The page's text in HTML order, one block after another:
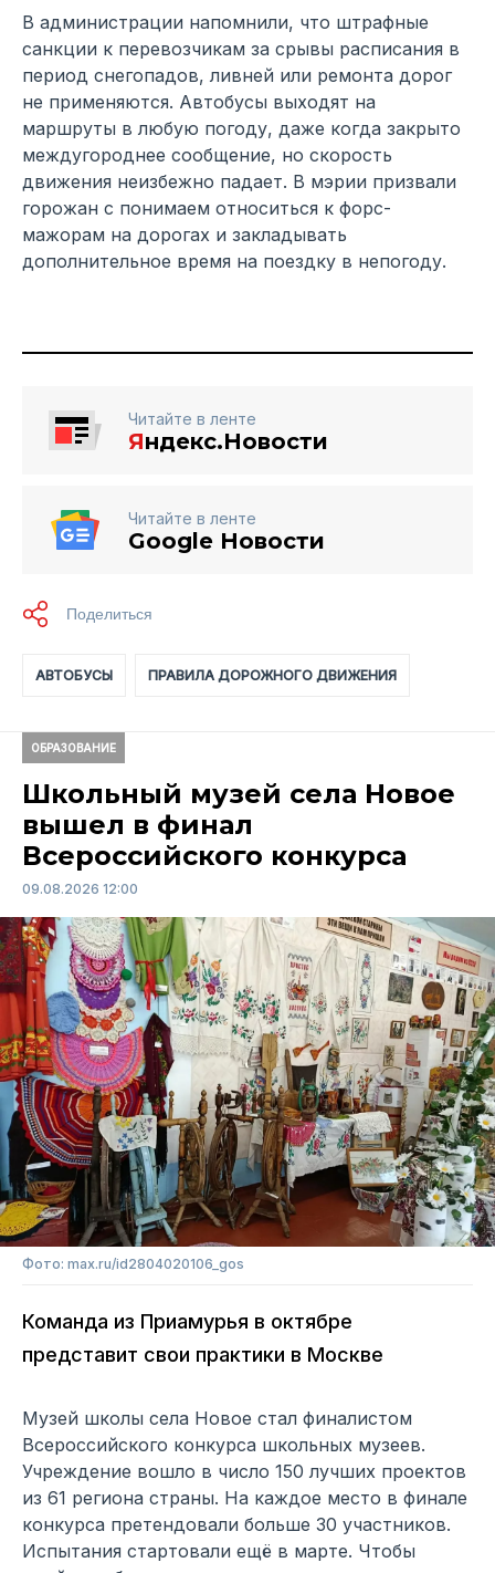
В администрации напомнили, что штрафные
санкции к перевозчикам за срывы расписания в
период снегопадов, ливней или ремонта дорог
не применяются. Автобусы выходят на
маршруты в любую погоду, даже когда закрыто
междугороднее сообщение, но скорость
движения неизбежно падает. В мэрии призвали
горожан с понимаем относиться к форс-
мажорам на дорогах и закладывать
дополнительное время на поездку в непогоду.
Читайте в ленте
Яндекс.Новости
Читайте в ленте
Google Новости
АВТОБУСЫ ПРАВИЛА ДОРОЖНОГО ДВИЖЕНИЯ
ОБРАЗОВАНИЕ
Школьный музей села Новое
вышел в финал
Всероссийского конкурса
09.08.2026 12:00
Фото: max.ru/id2804020106_gos
Команда из Приамурья в октябре
представит свои практики в Москве
Музей школы села Новое стал финалистом
Всероссийского конкурса школьных музеев.
Учреждение вошло в число 150 лучших проектов
из 61 региона страны. На каждое место в финале
конкурса претендовали больше 30 участников.
Испытания стартовали ещё в марте. Чтобы